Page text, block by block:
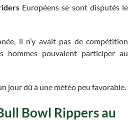
Européens se sont disputés le
il n’y avait pas de compétition
hommes pouvaient participer au
jour dû à une météo peu favorable.
Bowl Rippers au